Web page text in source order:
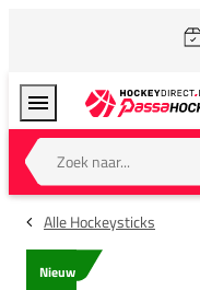
Zoek naar...
Alle Hockeysticks
Nieuw